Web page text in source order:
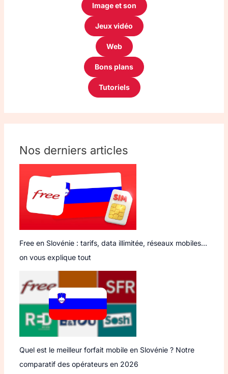
Image et son
Jeux vidéo
Web
Bons plans
Tutoriels
Nos derniers articles
Free en Slovénie : tarifs, data illimitée, réseaux mobiles…
on vous explique tout
Quel est le meilleur forfait mobile en Slovénie ? Notre
comparatif des opérateurs en 2026